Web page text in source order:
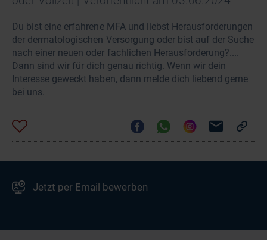
Du bist eine erfahrene MFA und liebst Herausforderungen
der dermatologischen Versorgung oder bist auf der Suche
nach einer neuen oder fachlichen Herausforderung?....
Dann sind wir für dich genau richtig. Wenn wir dein
Interesse geweckt haben, dann melde dich liebend gerne
bei uns.
Jetzt per Email bewerben